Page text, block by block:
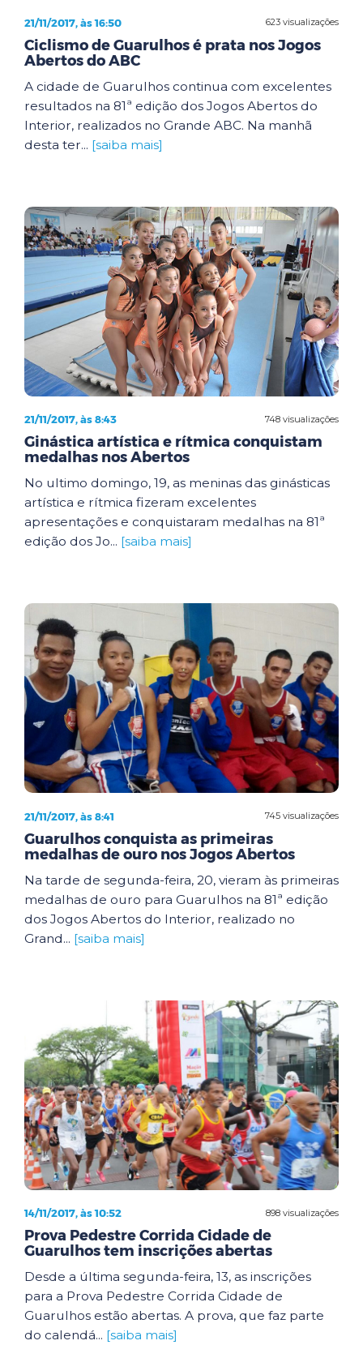
623 visualizações
21/11/2017, às 16:50
Ciclismo de Guarulhos é prata nos Jogos
Abertos do ABC
A cidade de Guarulhos continua com excelentes
resultados na 81ª edição dos Jogos Abertos do
Interior, realizados no Grande ABC. Na manhã
desta ter... [saiba mais]
748 visualizações
21/11/2017, às 8:43
Ginástica artística e rítmica conquistam
medalhas nos Abertos
No ultimo domingo, 19, as meninas das ginásticas
artística e rítmica fizeram excelentes
apresentações e conquistaram medalhas na 81ª
edição dos Jo... [saiba mais]
745 visualizações
21/11/2017, às 8:41
Guarulhos conquista as primeiras
medalhas de ouro nos Jogos Abertos
Na tarde de segunda-feira, 20, vieram às primeiras
medalhas de ouro para Guarulhos na 81ª edição
dos Jogos Abertos do Interior, realizado no
Grand... [saiba mais]
898 visualizações
14/11/2017, às 10:52
Prova Pedestre Corrida Cidade de
Guarulhos tem inscrições abertas
Desde a última segunda-feira, 13, as inscrições
para a Prova Pedestre Corrida Cidade de
Guarulhos estão abertas. A prova, que faz parte
do calendá... [saiba mais]